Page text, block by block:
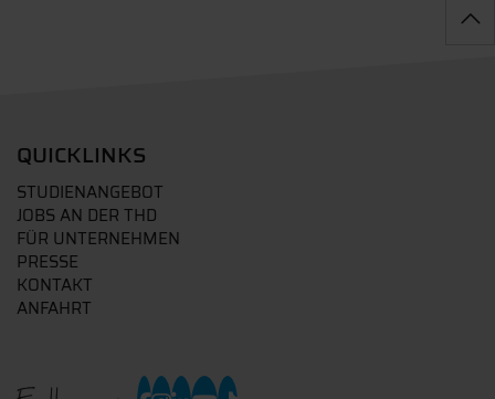
QUICKLINKS
STUDIENANGEBOT
JOBS AN DER THD
FÜR UNTERNEHMEN
PRESSE
KONTAKT
ANFAHRT